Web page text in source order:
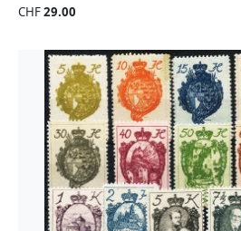
CHF29.00